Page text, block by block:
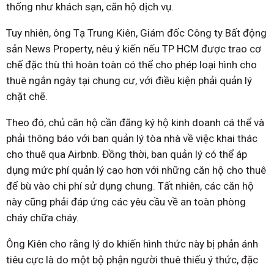
thống như khách sạn, căn hộ dịch vụ.
Tuy nhiên, ông Tạ Trung Kiên, Giám đốc Công ty Bất động
sản News Property, nêu ý kiến nếu TP HCM được trao cơ
chế đặc thù thì hoàn toàn có thể cho phép loại hình cho
thuê ngắn ngày tại chung cư, với điều kiện phải quản lý
chặt chẽ.
Theo đó, chủ căn hộ cần đăng ký hộ kinh doanh cá thể và
phải thông báo với ban quản lý tòa nhà về việc khai thác
cho thuê qua Airbnb. Đồng thời, ban quản lý có thể áp
dụng mức phí quản lý cao hơn với những căn hộ cho thuê
để bù vào chi phí sử dụng chung. Tất nhiên, các căn hộ
này cũng phải đáp ứng các yêu cầu về an toàn phòng
cháy chữa cháy.
Ông Kiên cho rằng lý do khiến hình thức này bị phản ánh
tiêu cực là do một bộ phận người thuê thiếu ý thức, đặc